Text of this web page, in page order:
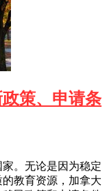
策、申请条
。无论是因为稳定
教育资源，加拿大